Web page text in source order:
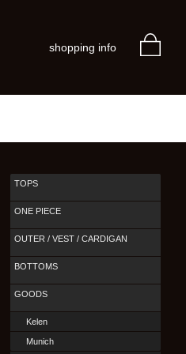
shopping info
TOPS
ONE PIECE
OUTER / VEST / CARDIGAN
BOTTOMS
GOODS
Kelen
Munich